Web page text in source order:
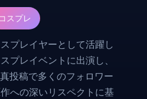
コスプレ
プレイヤーとして活躍し
プレイベントに出演し、
投稿で多くのフォロワー
への深いリスペクトに基